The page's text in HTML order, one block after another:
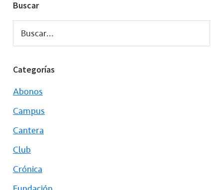
Buscar
Buscar...
Categorías
Abonos
Campus
Cantera
Club
Crónica